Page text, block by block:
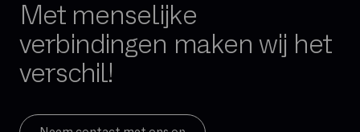
Firewall per sessie
GB
Gedeelde glasvezel
Met menselijke
verbindingen maken wij het
verschil!